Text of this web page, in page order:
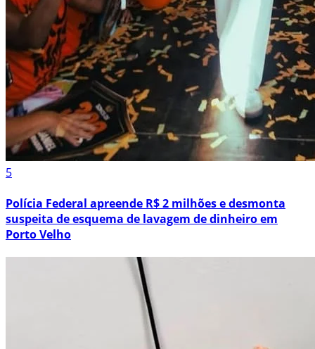
5
Polícia Federal apreende R$ 2 milhões e desmonta
suspeita de esquema de lavagem de dinheiro em
Porto Velho